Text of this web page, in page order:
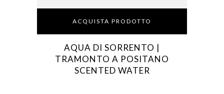
ACQUISTA PRODOTTO
AQUA DI SORRENTO |
TRAMONTO A POSITANO
SCENTED WATER